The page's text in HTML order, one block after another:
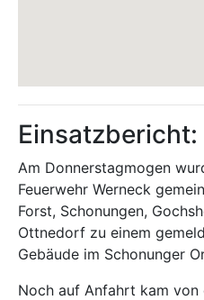
Einsatzbericht:
Am Donnerstagmogen
Feuerwehr Werneck
Forst, Schonungen,
Ottnedorf zu einem
Gebäude im Schonunger
Noch auf Anfahrt kam